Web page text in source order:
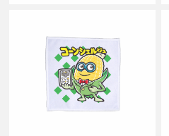
自由度も高いアイテムです。